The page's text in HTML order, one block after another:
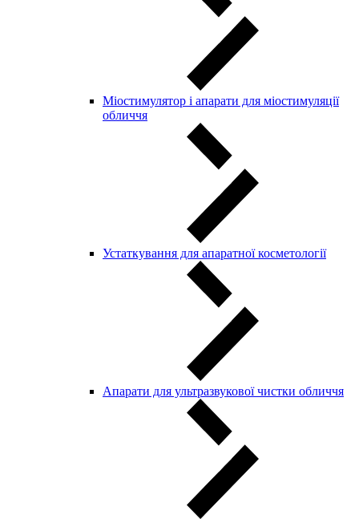
Міостимулятор і апарати для міостимуляції
обличчя
Устаткування для апаратної косметології
Апарати для ультразвукової чистки обличчя